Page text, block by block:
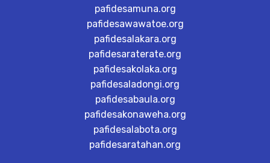
pafidesamuna.org
pafidesawawatoe.org
pafidesalakara.org
pafidesaraterate.org
pafidesakolaka.org
pafidesaladongi.org
pafidesabaula.org
pafidesakonaweha.org
pafidesalabota.org
pafidesaratahan.org